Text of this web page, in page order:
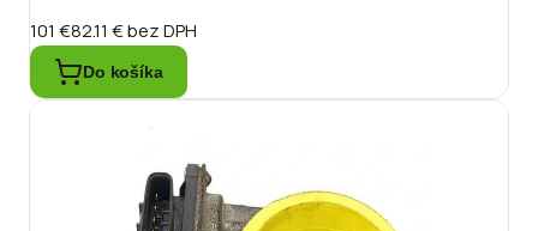
101 €82.11 €bez DPH
Do košíka